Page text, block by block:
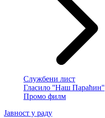
Службени лист
Гласило ''Наш Параћин''
Промо филм
Јавност у раду